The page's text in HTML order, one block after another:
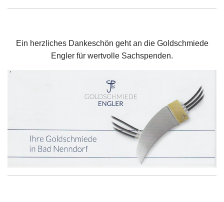
Ein herzliches Dankeschön geht an die Goldschmiede
Engler für wertvolle Sachspenden.